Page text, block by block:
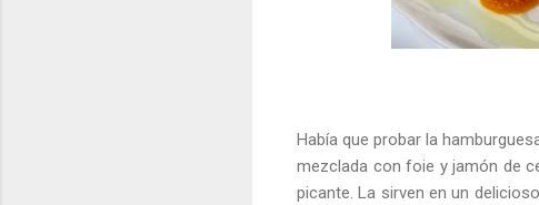
Había que probar la
mezclada con foie y jamón de
picante. La sirven en un